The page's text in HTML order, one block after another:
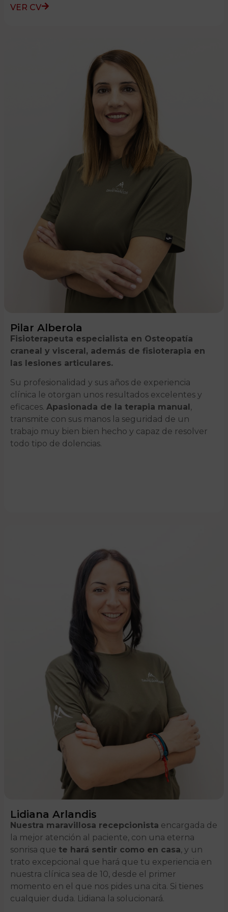
VER CV
Pilar Alberola
Fisioterapeuta especialista en Osteopatía
craneal y visceral, además de fisioterapia en
las lesiones articulares.
Su profesionalidad y sus años de experiencia
clínica le otorgan unos resultados excelentes y
eficaces. Apasionada de la terapia manual ,
transmite con sus manos la seguridad de un
trabajo muy bien bien hecho y capaz de resolver
todo tipo de dolencias.
Lidiana Arlandis
Nuestra maravillosa recepcionista encargada de
la mejor atención al paciente, con una eterna
sonrisa que te hará sentir como en casa, y un
trato excepcional que hará que tu experiencia en
nuestra clínica sea de 10, desde el primer
momento en el que nos pides una cita. Si tienes
cualquier duda. Lidiana la solucionará.